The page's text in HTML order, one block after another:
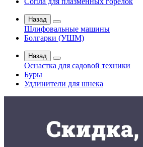
Назад
Шлифовальные машины
Болгарки (УШМ)
Назад
Оснастка для садовой техники
Буры
Удлинители для шнека